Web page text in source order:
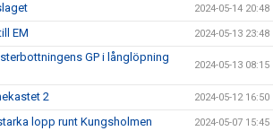
2024-05-14 20:48
EM 2024-05-13 23:48
GP i långlöpning
2024-05-13 08:15
2 2024-05-12 16:50
lopp runt Kungsholmen 2024-05-07 15:45